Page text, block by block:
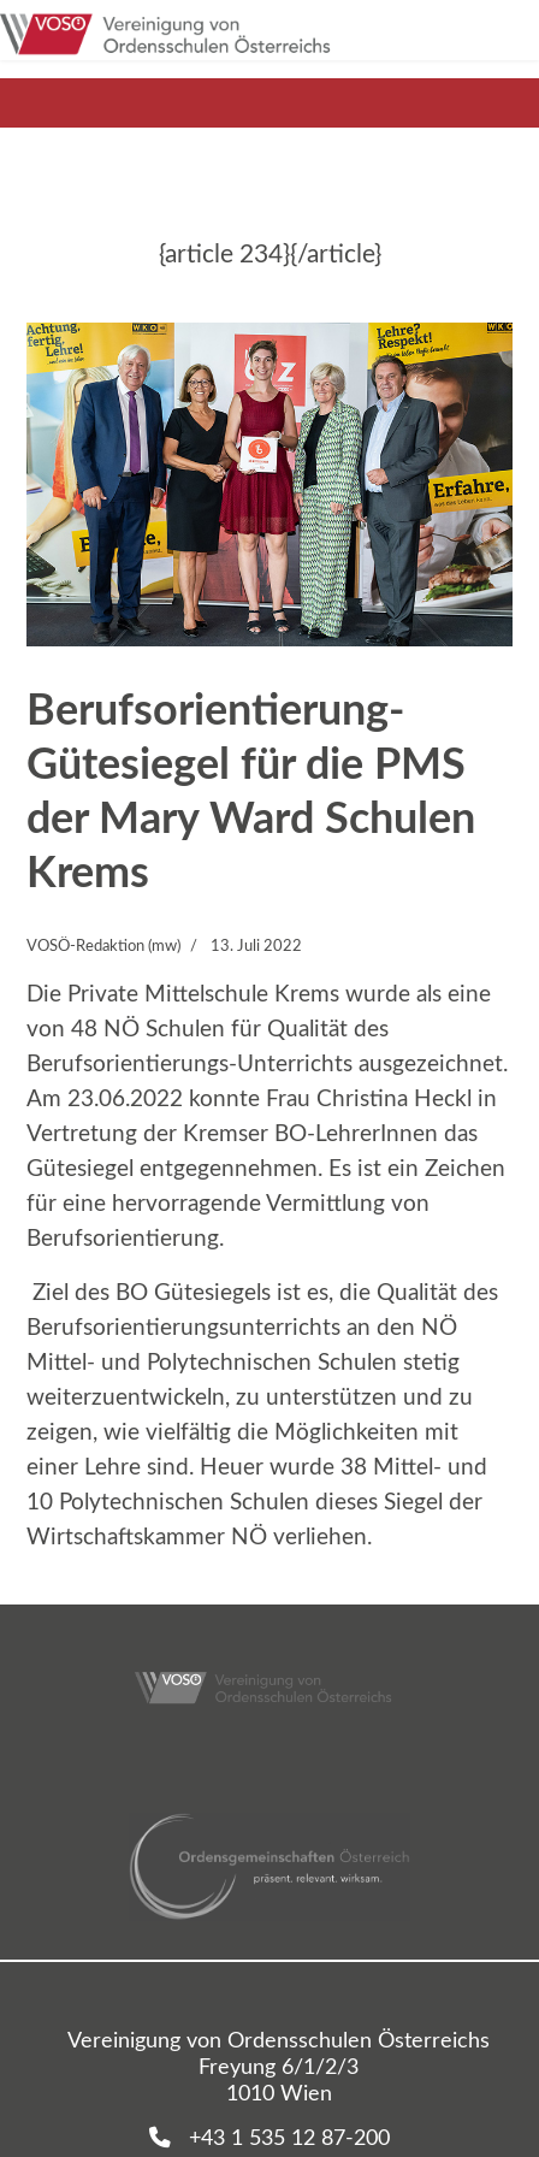
{article 234}{/article}
Berufsorientierung-
Gütesiegel für die PMS
der Mary Ward Schulen
Krems
VOSÖ-Redaktion (mw) 13. Juli 2022
Die Private Mittelschule Krems wurde als eine
von 48 NÖ Schulen für Qualität des
Berufsorientierungs-Unterrichts ausgezeichnet.
Am 23.06.2022 konnte Frau Christina Heckl in
Vertretung der Kremser BO-LehrerInnen das
Gütesiegel entgegennehmen. Es ist ein Zeichen
für eine hervorragende Vermittlung von
Berufsorientierung.
Ziel des BO Gütesiegels ist es, die Qualität des
Berufsorientierungsunterrichts an den NÖ
Mittel- und Polytechnischen Schulen stetig
weiterzuentwickeln, zu unterstützen und zu
zeigen, wie vielfältig die Möglichkeiten mit
einer Lehre sind. Heuer wurde 38 Mittel- und
10 Polytechnischen Schulen dieses Siegel der
Wirtschaftskammer NÖ verliehen.
Vereinigung von Ordensschulen Österreichs
Freyung 6/1/2/3
1010 Wien
+43 1 535 12 87-200